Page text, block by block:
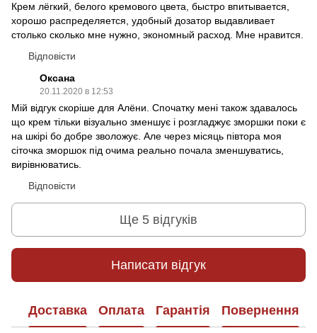
Крем лёгкий, белого кремового цвета, быстро впитывается,
хорошо распределяется, удобный дозатор выдавливает
столько сколько мне нужно, экономный расход. Мне нравится.
Відповісти
Оксана
20.11.2020 в 12:53
Мій відгук скоріше для Алёни. Спочатку мені також здавалось
що крем тільки візуально зменшує і розгладжує зморшки поки є
на шкірі бо добре зволожує. Але через місяць півтора моя
сіточка зморшок під очима реально почала зменшуватись,
вирівнюватись.
Відповісти
Ще 5 відгуків
Написати відгук
Доставка Оплата Гарантія Повернення